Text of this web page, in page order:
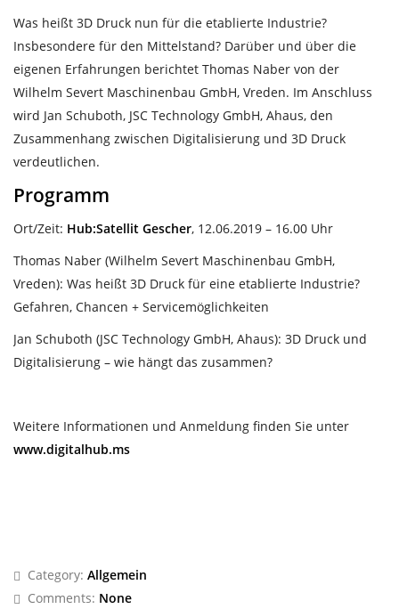
Was heißt 3D Druck nun für die etablierte Industrie?
Insbesondere für den Mittelstand? Darüber und über die
eigenen Erfahrungen berichtet Thomas Naber von der
Wilhelm Severt Maschinenbau GmbH, Vreden. Im Anschluss
wird Jan Schuboth, JSC Technology GmbH, Ahaus, den
Zusammenhang zwischen Digitalisierung und 3D Druck
verdeutlichen.
Programm
Ort/Zeit: Hub:Satellit Gescher, 12.06.2019 – 16.00 Uhr
Thomas Naber (Wilhelm Severt Maschinenbau GmbH,
Vreden): Was heißt 3D Druck für eine etablierte Industrie?
Gefahren, Chancen + Servicemöglichkeiten
Jan Schuboth (JSC Technology GmbH, Ahaus): 3D Druck und
Digitalisierung – wie hängt das zusammen?
Weitere Informationen und Anmeldung finden Sie unter
www.digitalhub.ms
Category: Allgemein
Comments: None